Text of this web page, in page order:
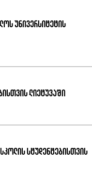
უნივერსიტეტის
ლიეტუვაში
სტუდენტებისთვის